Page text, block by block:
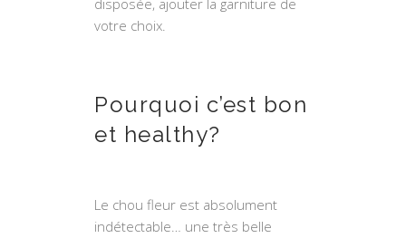
disposée, ajouter la garniture de
votre choix.
Pourquoi c’est bon
et healthy?
Le chou fleur est absolument
indétectable… une très belle